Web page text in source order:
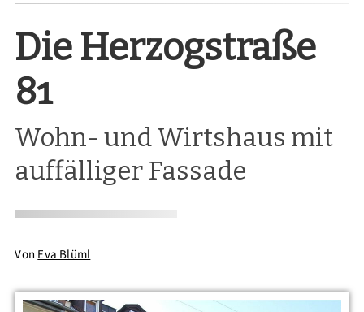
Die Herzogstraße
81
Wohn- und Wirtshaus mit
auffälliger Fassade
Von Eva Blüml